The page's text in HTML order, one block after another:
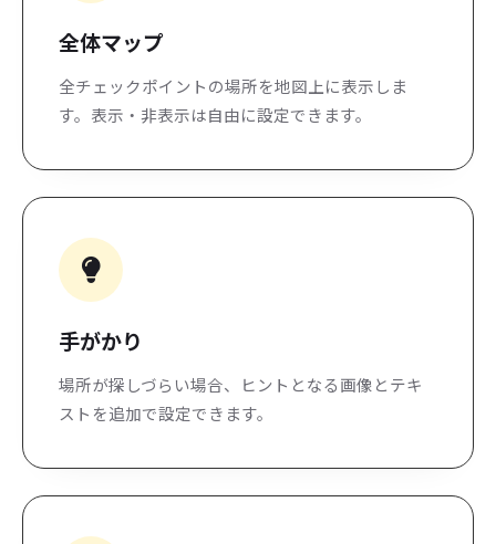
全体マップ
全チェックポイントの場所を地図上に表示しま
す。表示・非表示は自由に設定できます。
手がかり
場所が探しづらい場合、ヒントとなる画像とテキ
ストを追加で設定できます。